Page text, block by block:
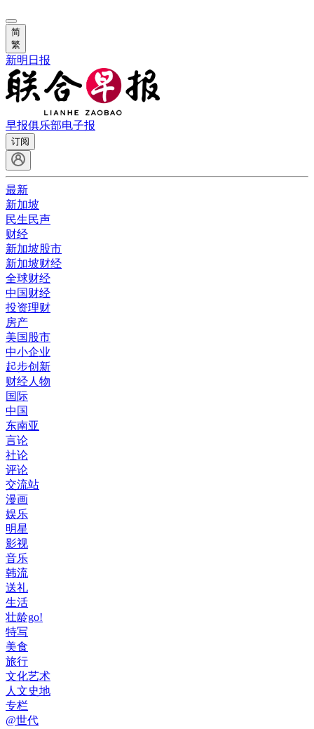
简
繁
新明日报
早报俱乐部电子报
订阅
最新
新加坡
民生民声
财经
新加坡股市
新加坡财经
全球财经
中国财经
投资理财
房产
美国股市
中小企业
起步创新
财经人物
国际
中国
东南亚
言论
社论
评论
交流站
漫画
娱乐
明星
影视
音乐
韩流
送礼
生活
壮龄go!
特写
美食
旅行
文化艺术
人文史地
专栏
@世代